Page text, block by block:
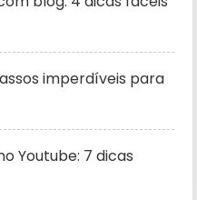
imperdíveis para
Youtube: 7 dicas